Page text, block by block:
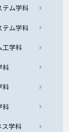
ム学科
ム学科
学科
科
科
科
学科